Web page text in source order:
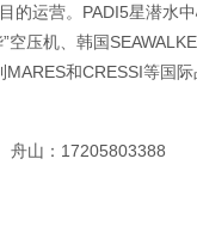
的运营。PADI5星潜水
空压机、韩国
MARES和CRESSI等国际
舟山：17205803388